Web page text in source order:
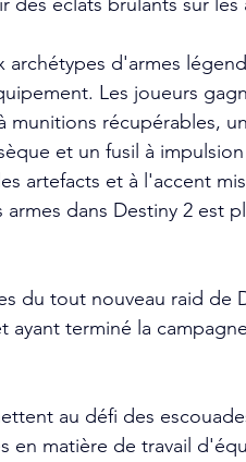
d'armes
Les joueurs
récupérables,
et un fusil à
artefacts et à l'accent
dans Destiny 2 est
du tout nouveau raid de
terminé la
au défi des
en matière de travail